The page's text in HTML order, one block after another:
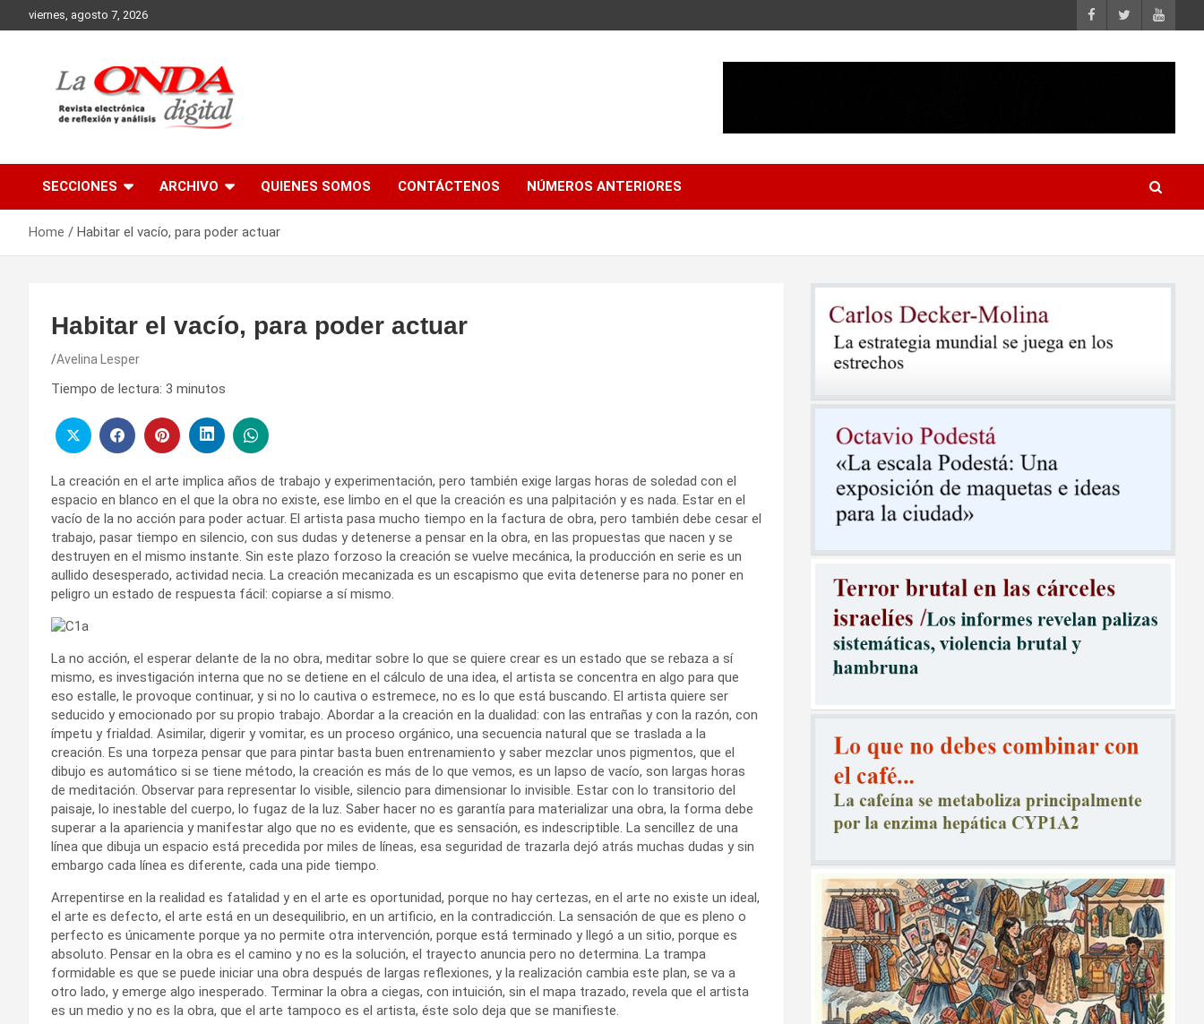
to
viernes, agosto 7, 2026
SECCIONES ARCHIVO QUIENES SOMOS CONTÁCTENOS NÚMEROS ANTERIORES
Home Habitar el vacío, para poder actuar
Habitar el vacío, para poder actuar
Avelina Lesper
Tiempo de lectura: 3 minutos
La creación en el arte implica años de trabajo y experimentación, pero también exige largas horas de soledad con el
espacio en blanco en el que la obra no existe, ese limbo en el que la creación es una palpitación y es nada. Estar en el
vacío de la no acción para poder actuar. El artista pasa mucho tiempo en la factura de obra, pero también debe cesar el
trabajo, pasar tiempo en silencio, con sus dudas y detenerse a pensar en la obra, en las propuestas que nacen y se
destruyen en el mismo instante. Sin este plazo forzoso la creación se vuelve mecánica, la producción en serie es un
aullido desesperado, actividad necia. La creación mecanizada es un escapismo que evita detenerse para no poner en
peligro un estado de respuesta fácil: copiarse a sí mismo.
La no acción, el esperar delante de la no obra, meditar sobre lo que se quiere crear es un estado que se rebaza a sí
mismo, es investigación interna que no se detiene en el cálculo de una idea, el artista se concentra en algo para que
eso estalle, le provoque continuar, y si no lo cautiva o estremece, no es lo que está buscando. El artista quiere ser
seducido y emocionado por su propio trabajo. Abordar a la creación en la dualidad: con las entrañas y con la razón, con
ímpetu y frialdad. Asimilar, digerir y vomitar, es un proceso orgánico, una secuencia natural que se traslada a la
creación. Es una torpeza pensar que para pintar basta buen entrenamiento y saber mezclar unos pigmentos, que el
dibujo es automático si se tiene método, la creación es más de lo que vemos, es un lapso de vacío, son largas horas
de meditación. Observar para representar lo visible, silencio para dimensionar lo invisible. Estar con lo transitorio del
paisaje, lo inestable del cuerpo, lo fugaz de la luz. Saber hacer no es garantía para materializar una obra, la forma debe
superar a la apariencia y manifestar algo que no es evidente, que es sensación, es indescriptible. La sencillez de una
línea que dibuja un espacio está precedida por miles de líneas, esa seguridad de trazarla dejó atrás muchas dudas y sin
embargo cada línea es diferente, cada una pide tiempo.
Arrepentirse en la realidad es fatalidad y en el arte es oportunidad, porque no hay certezas, en el arte no existe un ideal,
el arte es defecto, el arte está en un desequilibrio, en un artificio, en la contradicción. La sensación de que es pleno o
perfecto es únicamente porque ya no permite otra intervención, porque está terminado y llegó a un sitio, porque es
absoluto. Pensar en la obra es el camino y no es la solución, el trayecto anuncia pero no determina. La trampa
formidable es que se puede iniciar una obra después de largas reflexiones, y la realización cambia este plan, se va a
otro lado, y emerge algo inesperado. Terminar la obra a ciegas, con intuición, sin el mapa trazado, revela que el artista
es un medio y no es la obra, que el arte tampoco es el artista, éste solo deja que se manifieste.